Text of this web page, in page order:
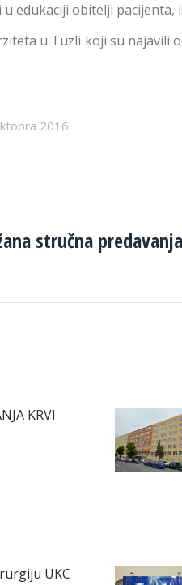
edukaciji obitelji pacijenta,
u Tuzli koji su najavili
2016.
stručna
KRVI
UKC